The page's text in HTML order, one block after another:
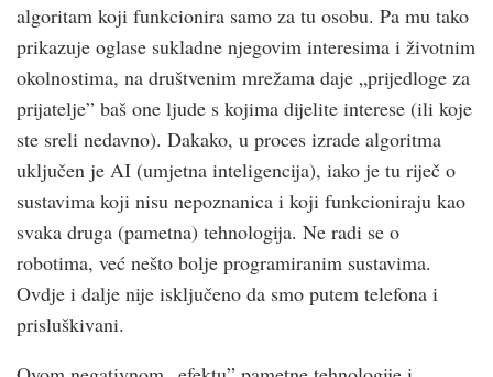
algoritam koji funkcionira samo za tu osobu. Pa mu tako
prikazuje oglase sukladne njegovim interesima i životnim
okolnostima, na društvenim mrežama daje „prijedloge za
prijatelje” baš one ljude s kojima dijelite interese (ili koje
ste sreli nedavno). Dakako, u proces izrade algoritma
uključen je AI (umjetna inteligencija), iako je tu riječ o
sustavima koji nisu nepoznanica i koji funkcioniraju kao
svaka druga (pametna) tehnologija. Ne radi se o
robotima, već nešto bolje programiranim sustavima.
Ovdje i dalje nije isključeno da smo putem telefona i
prisluškivani.